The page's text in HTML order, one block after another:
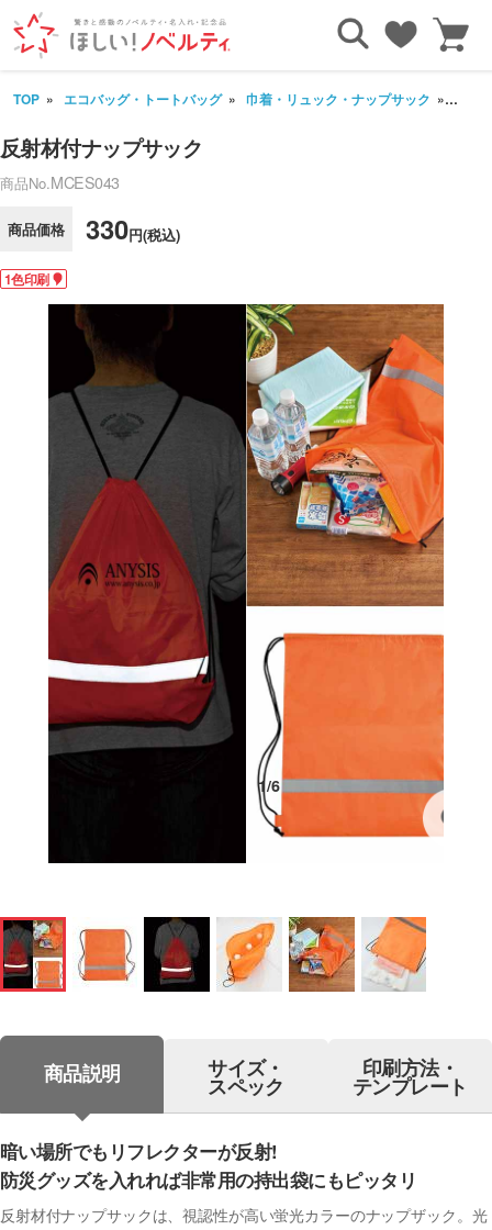
TOP エコバッグ・トートバッグ 巾着・リュック・ナップサック 反射
反射材付ナップサック
商品No.MCES043
商品価格 330円(税込)
1色印刷
1/6
商品説明 サイズ・
スペック
印刷方法・
テンプレート
暗い場所でもリフレクターが反射!
防災グッズを入れれば非常用の持出袋にもピッタリ
反射材付ナップサックは、視認性が高い蛍光カラーのナップザック。光